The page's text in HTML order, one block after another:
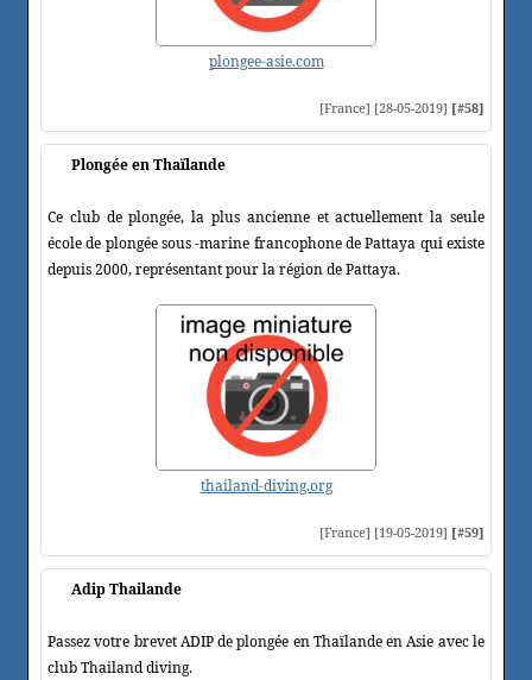
plongee-asie.com
[France] [28-05-2019] [#58]
Plongée en Thaïlande
Ce club de plongée, la plus ancienne et actuellement la seule
école de plongée sous -marine francophone de Pattaya qui existe
depuis 2000, représentant pour la région de Pattaya.
thailand-diving.org
[France] [19-05-2019] [#59]
Adip Thailande
Passez votre brevet ADIP de plongée en Thaïlande en Asie avec le
club Thailand diving.